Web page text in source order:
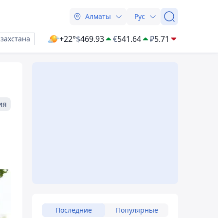
Алматы Рус
+22°$469.93 €541.64 ₽5.71
Последние Популярные